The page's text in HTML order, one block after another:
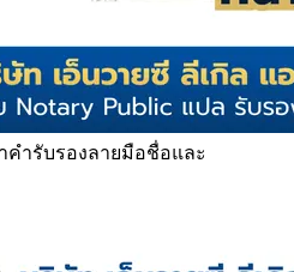
คำรับรองลายมือชื่อและ